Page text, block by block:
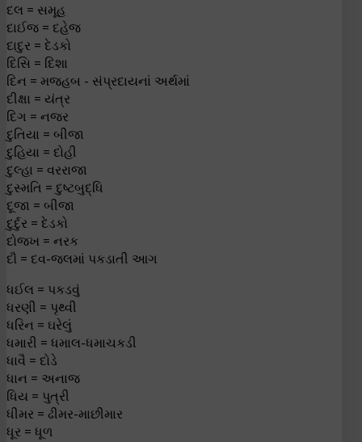
દલ = સમૂહ
દાઈજ = દહેજ
દાદુર = દેડકો
દિસિ = દિશા
દિન = મજહબ - સંપ્રદાયનાં અર્થમાં
દીક્ષા = યંત્ર
દિગ = નજર
દુતિયા = બીજા
દુહિયા = દોહી
દુલ્હા = વરરાજા
દુસ્મતિ = દુષ્ટબુદ્ધિ
દૂજા = બીજા
દુર્દુર = દેડકો
દોજખ = નરક
દૌ = દવ-જલમાં પકડાતી આગ
ધઈલ = પકડવું
ધરણી = પૃથ્વી
ધરિન = ઘરેલું
ધમારી = ધમાલ-ધમાચકડી
ધાવૈ = દોડે
ધાન = અનાજ
ધિય = પુત્રી
ધીમર = ઢીમર-માછીમાર
ધૂર = ધૂળ